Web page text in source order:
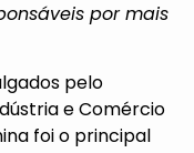
por mais
pelo
e Comércio
foi o principal